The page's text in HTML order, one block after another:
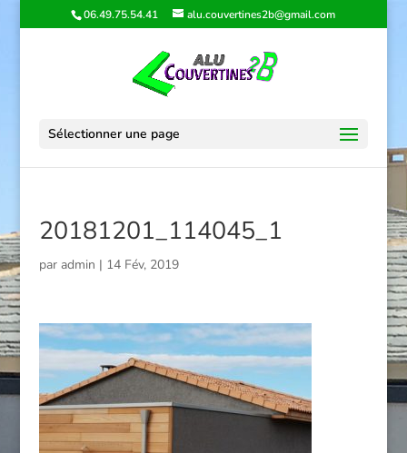
06.49.75.54.41 alu.couvertines2b@gmail.com
Sélectionner une page
20181201_114045_1
par admin | 14 Fév, 2019